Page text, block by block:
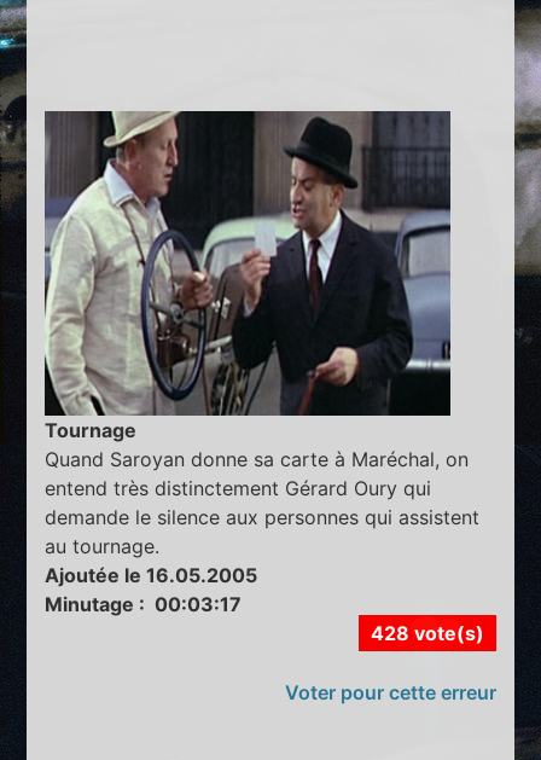
Tournage
Quand Saroyan donne sa carte à Maréchal, on
entend très distinctement Gérard Oury qui
demande le silence aux personnes qui assistent
au tournage.
Ajoutée le 16.05.2005
Minutage : 00:03:17
428 vote(s)
Voter pour cette erreur